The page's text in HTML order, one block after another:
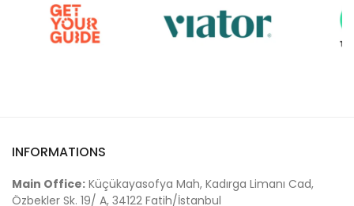
INFORMATIONS
Main Office: Küçükayasofya Mah, Kadırga Limanı Cad,
Özbekler Sk. 19/ A, 34122 Fatih/İstanbul